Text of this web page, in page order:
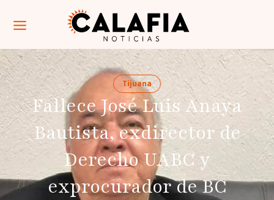
Tijuana
Fallece José Luis Anaya
Bautista, exdirector de
Derecho UABC y
exprocurador de BC